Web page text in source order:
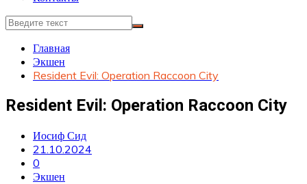
Главная
Экшен
Resident Evil: Operation Raccoon City
Resident Evil: Operation Raccoon City
Иосиф Сид
21.10.2024
0
Экшен